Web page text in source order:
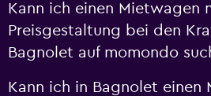
Kann ich einen Mietwagen
Preisgestaltung bei den
Bagnolet auf momondo
Kann ich in Bagnolet einen